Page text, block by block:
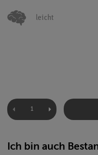
leicht
Ich bin auch